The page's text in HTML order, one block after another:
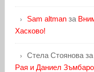
Sam altmanза
Хасково!
Стела Стояноваза
Рая и Даниел